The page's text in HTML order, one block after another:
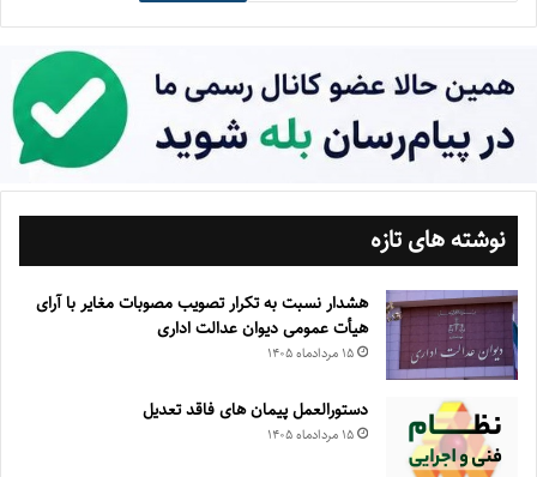
نوشته های تازه
هشدار نسبت به تکرار تصویب مصوبات مغایر با آرای
هیأت عمومی دیوان عدالت اداری
۱۵ مرداد‌ماه ۱۴۰۵
دستورالعمل پیمان های فاقد تعدیل
۱۵ مرداد‌ماه ۱۴۰۵